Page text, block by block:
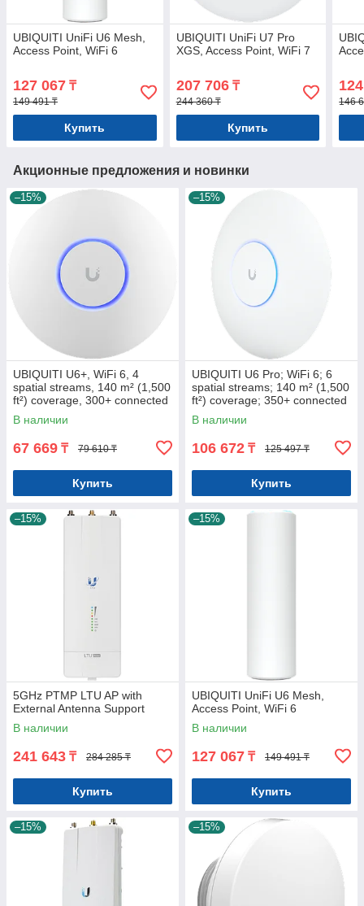
UBIQUITI UniFi U6 Mesh,
Access Point, WiFi 6
127 067 ₸
149 491 ₸
Купить
UBIQUITI UniFi U7 Pro
XGS, Access Point, WiFi 7
207 706₸
244 360 ₸
Купить
146
Акционные предложения и новинки
–15%
UBIQUITI U6+, WiFi 6, 4
spatial streams, 140 m² (1,500
ft²) coverage, 300+ connected
devices, Powered using Po
В наличии
67 669 ₸ 79 610 ₸
Купить
–15%
UBIQUITI U6 Pro; WiFi 6; 6
spatial streams; 140 m² (1,500
ft²) coverage; 350+ connected
devices; Powered using
В наличии
106 672 ₸ 125 497 ₸
Купить
–15%
5GHz PTMP LTU AP with
External Antenna Support
В наличии
241 643 ₸ 284 285 ₸
Купить
–15%
UBIQUITI UniFi U6 Mesh,
Access Point, WiFi 6
В наличии
127 067 ₸ 149 491 ₸
Купить
–15% –15%